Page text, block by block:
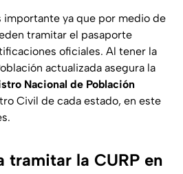
importante ya que por medio de
tramitar el pasaporte
oficiales. Al tener la
actualizada asegura la
Nacional de Población
Civil de cada estado, en este
tramitar la CURP en